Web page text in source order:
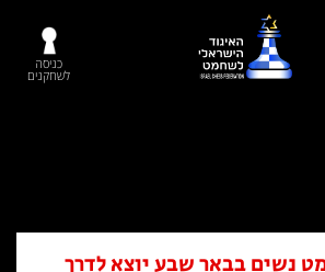
כניסה
לשחקנים
נשים בבאר שבע יוצא לדרך